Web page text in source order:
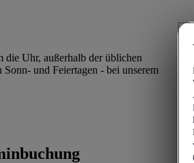
die Uhr, außerhalb der üblichen
und Feiertagen - bei unserem